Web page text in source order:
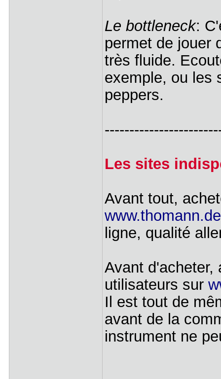
Le bottleneck:
permet de jouer
très fluide.
exemple, ou les
peppers.
Les sites
Avant tout,
www.thomann.de
ligne, qualité
Avant d'acheter,
utilisateurs sur
Il est tout de
avant de la
instrument ne